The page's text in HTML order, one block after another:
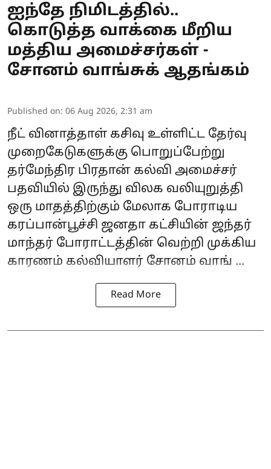
ஐந்தே நிமிடத்தில்..
கொடுத்த வாக்கை மீறிய
மத்திய அமைச்சர்கள் -
சோனம் வாங்சுக் ஆதங்கம்
Published on: 06 Aug 2026, 2:31 am
நீட் வினாத்தாள் கசிவு உள்ளிட்ட தேர்வு
முறைகேடுகளுக்கு பொறுப்பேற்று
தர்மேந்திர பிரதான் கல்வி அமைச்சர்
பதவியில் இருந்து விலக வலியுறுத்தி
ஒரு மாதத்திற்கும் மேலாக போராடிய
கரப்பான்பூச்சி ஜனதா கட்சியின் ஜந்தர்
மாந்தர் போராட்டத்தின் வெற்றி முக்கிய
காரணம் கல்வியாளர் சோனம் வாங் ...
Read More